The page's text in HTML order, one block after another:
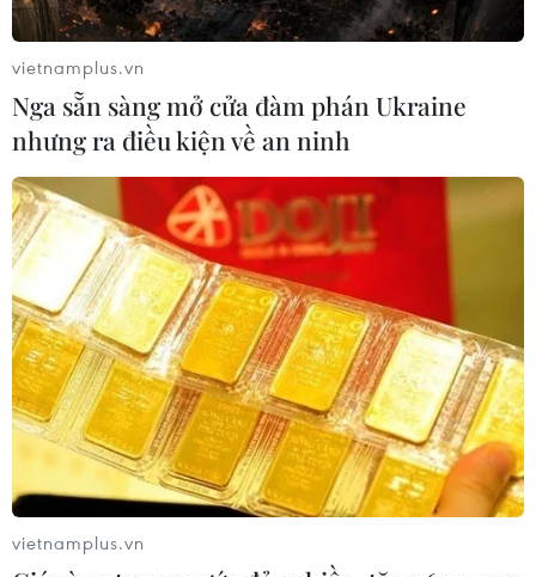
TIN LIÊN QUAN
TP.HCM liên tiếp ghi nhận
nhiều ca mắc mới COVID-19
18/06/2021 02:40
vietnamplus.vn
Nga sẵn sàng mở cửa đàm phán Ukraine
nhưng ra điều kiện về an ninh
vietnamplus.vn